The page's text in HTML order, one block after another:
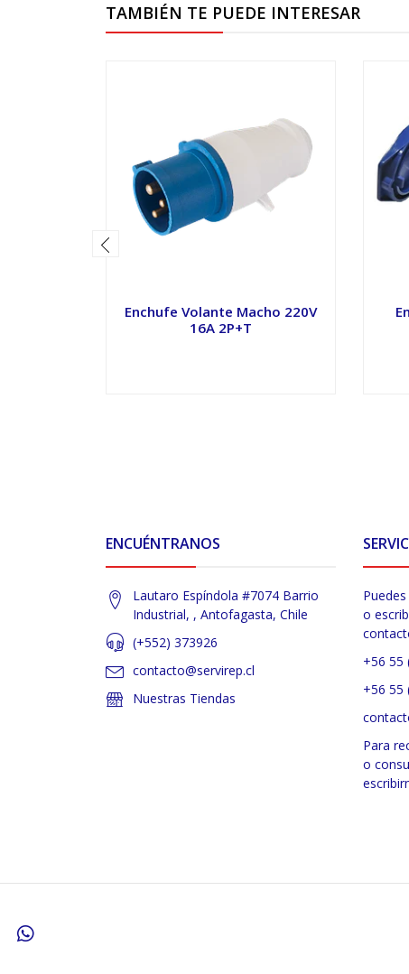
TAMBIÉN TE PUEDE INTERESAR
Enchufe Volante Macho 220V
16A 2P+T
ENCUÉNTRANOS
Lautaro Espíndola #7074 Barrio
Industrial, , Antofagasta, Chile
(+552) 373926
contacto@servirep.cl
Nuestras Tiendas
o
+56 55
+56 55
Para
o